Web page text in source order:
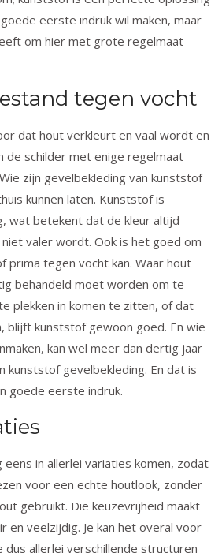
eerste indruk wil maken, maar
om hier met grote regelmaat
tegen vocht
dat hout verkleurt en vaal wordt en
de schilder met enige regelmaat
zijn gevelbekleding van kunststof
kunnen laten. Kunststof is
wat betekent dat de kleur altijd
valer wordt. Ook is het goed om
tegen vocht kan. Waar hout
behandeld moet worden om te
plekken in komen te zitten, of dat
blijft kunststof gewoon goed. En wie
kan wel meer dan dertig jaar
kunststof gevelbekleding. En dat is
goede eerste indruk.
eens in allerlei variaties komen, zodat
voor een echte houtlook, zonder
gebruikt. Die keuzevrijheid maakt
en veelzijdig. Je kan het overal voor
dus allerlei verschillende structuren